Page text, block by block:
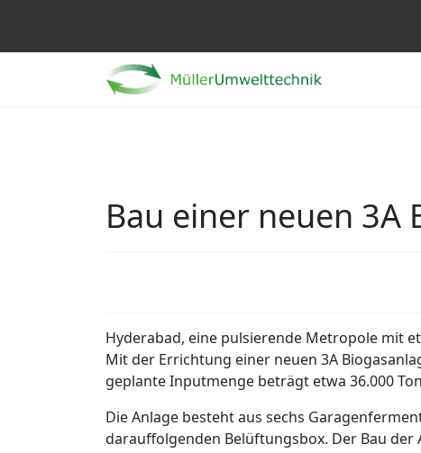
Bau einer neuen 3A
Hyderabad, eine pulsierende Metropole mit
Mit der Errichtung einer neuen 3A
geplante Inputmenge beträgt etwa 36.000
Die Anlage besteht aus sechs
darauffolgenden Belüftungsbox. Der Bau der